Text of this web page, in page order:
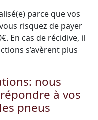
parce que vos
risquez de payer
En cas de récidive, il
s’avèrent plus
nous
à vos
pneus